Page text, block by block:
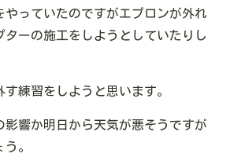
やっていたのですがエプロンが外れ
ターの施工をしようとしていたりし
練習をしようと思います。
影響か明日から天気が悪そうですが
。